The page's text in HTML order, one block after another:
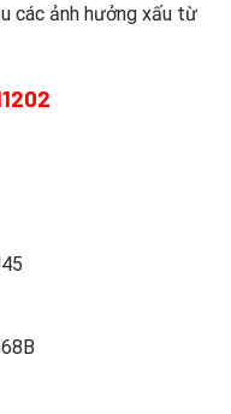
các ảnh hưởng xấu từ